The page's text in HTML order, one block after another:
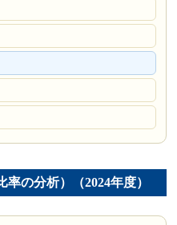
の分析）（2024年度）